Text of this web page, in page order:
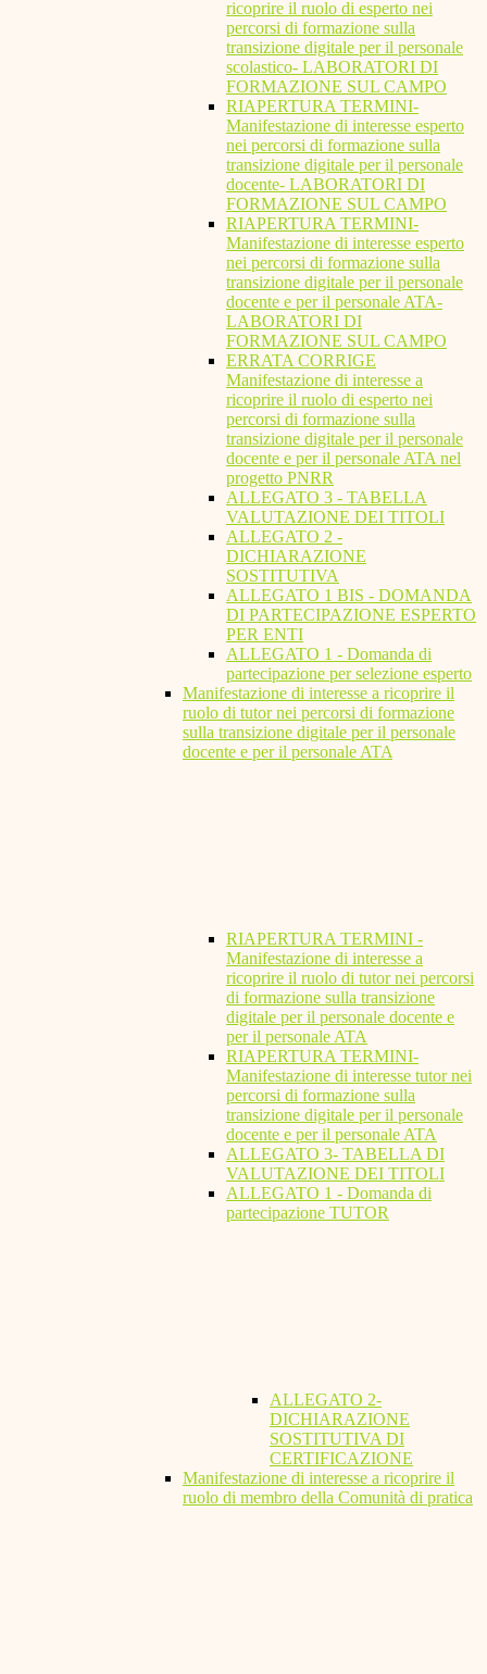
ricoprire il ruolo di esperto nei
percorsi di formazione sulla
transizione digitale per il personale
scolastico- LABORATORI DI
FORMAZIONE SUL CAMPO
RIAPERTURA TERMINI-
Manifestazione di interesse esperto
nei percorsi di formazione sulla
transizione digitale per il personale
docente- LABORATORI DI
FORMAZIONE SUL CAMPO
RIAPERTURA TERMINI-
Manifestazione di interesse esperto
nei percorsi di formazione sulla
transizione digitale per il personale
docente e per il personale ATA-
LABORATORI DI
FORMAZIONE SUL CAMPO
ERRATA CORRIGE
Manifestazione di interesse a
ricoprire il ruolo di esperto nei
percorsi di formazione sulla
transizione digitale per il personale
docente e per il personale ATA nel
progetto PNRR
ALLEGATO 3 - TABELLA
VALUTAZIONE DEI TITOLI
ALLEGATO 2 -
DICHIARAZIONE
SOSTITUTIVA
ALLEGATO 1 BIS - DOMANDA
DI PARTECIPAZIONE ESPERTO
PER ENTI
ALLEGATO 1 - Domanda di
partecipazione per selezione esperto
Manifestazione di interesse a ricoprire il
ruolo di tutor nei percorsi di formazione
sulla transizione digitale per il personale
docente e per il personale ATA
RIAPERTURA TERMINI -
Manifestazione di interesse a
ricoprire il ruolo di tutor nei percorsi
di formazione sulla transizione
digitale per il personale docente e
per il personale ATA
RIAPERTURA TERMINI-
Manifestazione di interesse tutor nei
percorsi di formazione sulla
transizione digitale per il personale
docente e per il personale ATA
ALLEGATO 3- TABELLA DI
VALUTAZIONE DEI TITOLI
ALLEGATO 1 - Domanda di
partecipazione TUTOR
ALLEGATO 2-
DICHIARAZIONE
SOSTITUTIVA DI
CERTIFICAZIONE
Manifestazione di interesse a ricoprire il
ruolo di membro della Comunità di pratica